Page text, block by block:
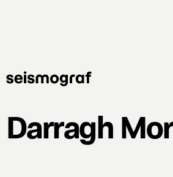
Darragh